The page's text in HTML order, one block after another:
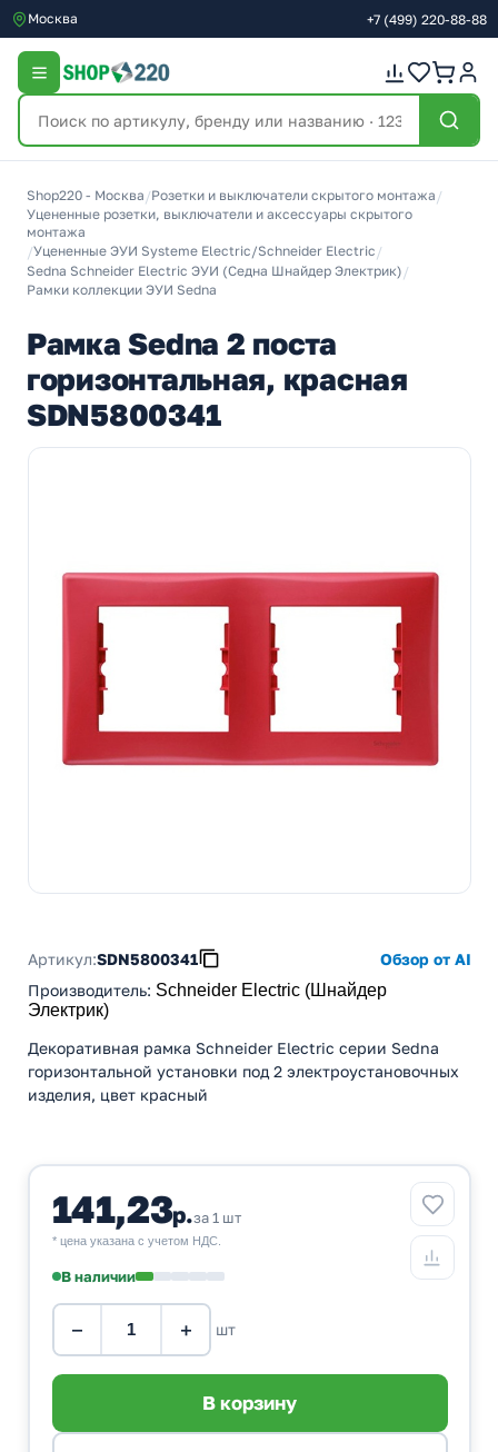
Москва +7 (499) 220-88-88
Shop220 - Москва /Розетки и выключатели скрытого монтажа /
Уцененные розетки, выключатели и аксессуары скрытого
монтажа
/Уцененные ЭУИ Systeme Electric/Schneider Electric /
Sedna Schneider Electric ЭУИ (Седна Шнайдер Электрик) /
Рамки коллекции ЭУИ Sedna
Рамка Sedna 2 поста
горизонтальная, красная
SDN5800341
Артикул:SDN5800341
Обзор от AI
Производитель: Schneider Electric (Шнайдер
Электрик)
Декоративная рамка Schneider Electric серии Sedna
горизонтальной установки под 2 электроустановочных
изделия, цвет красный
141,23р.за 1 шт
* цена указана с учетом НДС.
В наличии
− + шт